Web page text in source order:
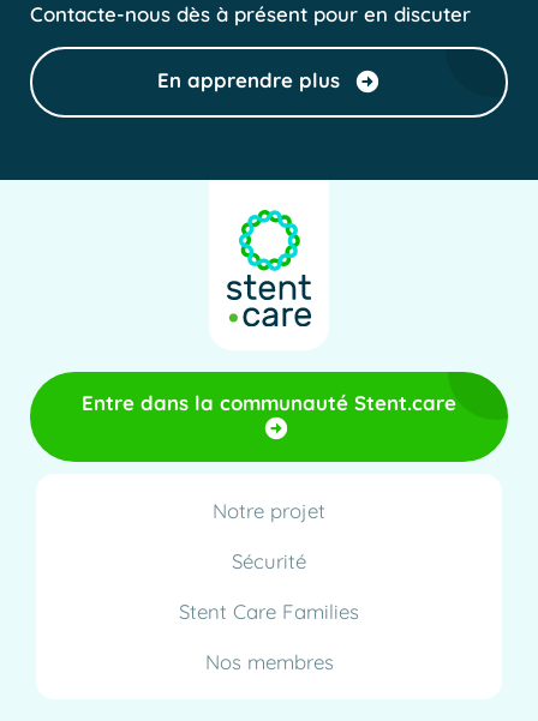
Contacte-nous dès à présent pour en discuter
En apprendre plus
Entre dans la communauté Stent.care
Notre projet
Sécurité
Stent Care Families
Nos membres